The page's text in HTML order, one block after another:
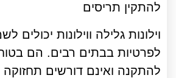
להתקין תריסים
וילונות גלילה ווילונות יכולים
לפרטיות בבתים רבים. הם
להתקנה ואינם דורשים